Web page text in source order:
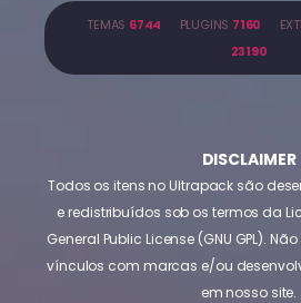
TEMAS 6744 PLUGINS 7160
23190
DISCLAIMER
Todos os itens no Ultrapack são
e redistribuídos sob os termos da
General Public License (GNU GPL).
vínculos com marcas e/ou
em nosso site.